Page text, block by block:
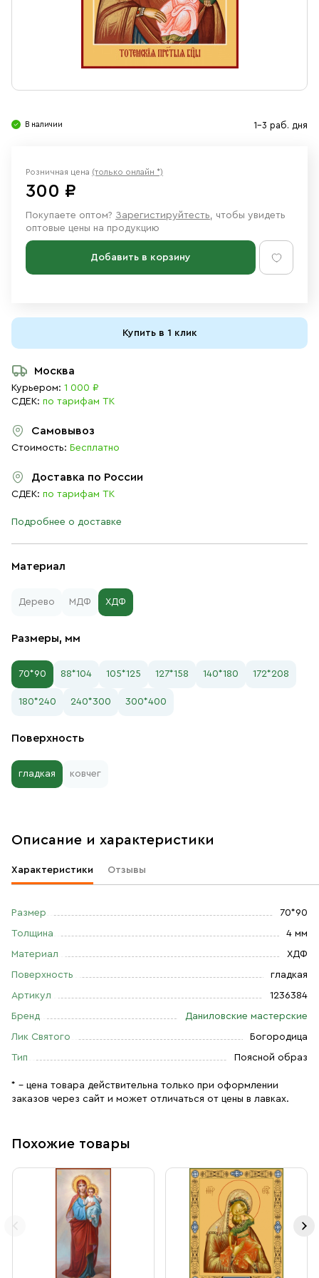
Ювелирные изделия
В наличии 1-3 раб. дня
Материал
Дерево МДФ ХДФ
Размеры, мм
70*90 88*104 105*125 127*158 140*180 172*208
180*240 240*300 300*400
Поверхность
гладкая ковчег
Розничная цена (только онлайн *)
300 ₽
Покупаете оптом? Зарегистируйтесть, чтобы увидеть
оптовые цены на продукцию
Добавить в корзину
Купить в 1 клик
Москва
Курьером: 1 000 ₽
СДЕК: по тарифам ТК
Самовывоз
Стоимость: Бесплатно
Доставка по России
СДЕК: по тарифам ТК
Подробнее о доставке
Описание и характеристики
Характеристики Отзывы
Размер 70*90
Толщина 4 мм
Материал ХДФ
Поверхность гладкая
Артикул 1236384
Бренд Даниловские мастерские
Лик Святого Богородица
Тип Поясной образ
* – цена товара действительна только при оформлении
заказов через сайт и может отличаться от цены в лавках.
Похожие товары